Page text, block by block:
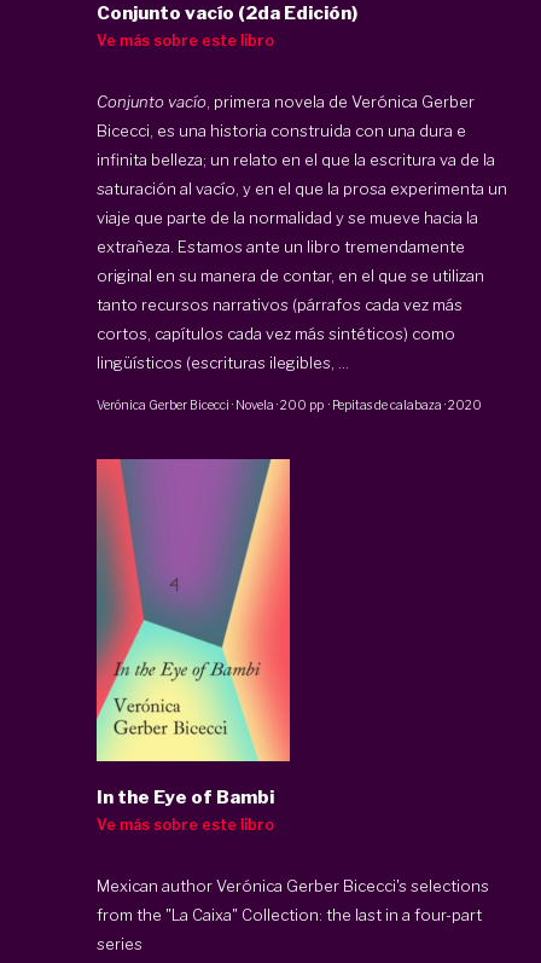
Conjunto vacío (2da Edición)
Ve más sobre este libro
Conjunto vacío , primera novela de Verónica Gerber
Bicecci, es una historia construida con una dura e
infinita belleza; un relato en el que la escritura va de la
saturación al vacío, y en el que la prosa experimenta un
viaje que parte de la normalidad y se mueve hacia la
extrañeza. Estamos ante un libro tremendamente
original en su manera de contar, en el que se utilizan
tanto recursos narrativos (párrafos cada vez más
cortos, capítulos cada vez más sintéticos) como
lingüísticos (escrituras ilegibles, ...
Verónica Gerber Bicecci · Novela ·200 pp · Pepitas de calabaza ·2020
In the Eye of Bambi
Ve más sobre este libro
Mexican author Verónica Gerber Bicecci's selections
from the "La Caixa" Collection: the last in a four-part
series